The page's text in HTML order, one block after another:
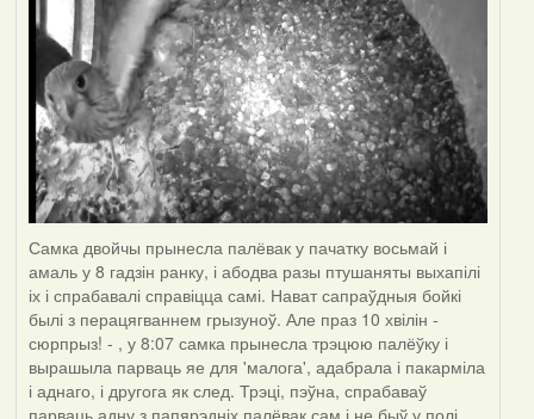
Самка двойчы прынесла палёвак у пачатку восьмай і
амаль у 8 гадзін ранку, і абодва разы птушаняты выхапілі
іх і спрабавалі справіцца самі. Нават сапраўдныя бойкі
былі з перацягваннем грызуноў. Але праз 10 хвілін -
сюрпрыз! - , у 8:07 самка прынесла трэцюю палёўку і
вырашыла парваць яе для 'малога', адабрала і пакарміла
і аднаго, і другога як след. Трэці, пэўна, спрабаваў
парваць адну з папярэдніх палёвак сам і не быў у полі